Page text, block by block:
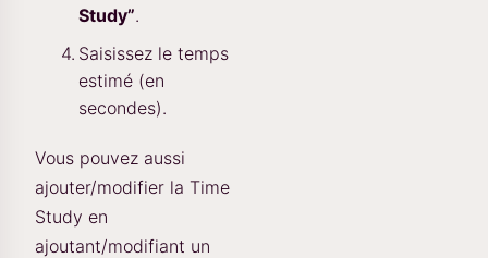
Study”.
Saisissez le temps
estimé (en
secondes).
Vous pouvez aussi
ajouter/modifier la Time
Study en
ajoutant/modifiant un